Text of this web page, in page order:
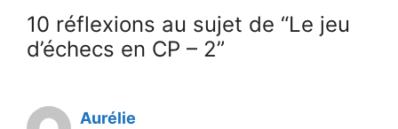
10 réflexions au sujet de “Le jeu
d’échecs en CP – 2”
Aurélie